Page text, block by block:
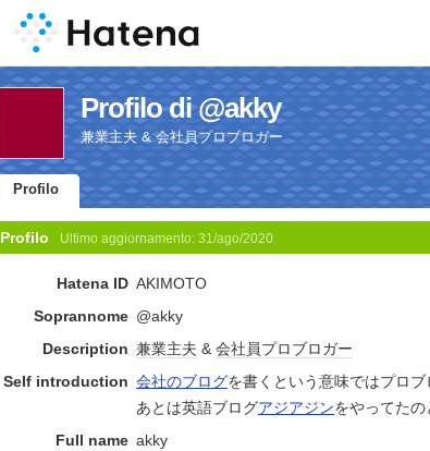
Profilo di @akky
兼業主夫 & 会社員プロブロガー
Profilo
Profilo Ultimo aggiornamento: 31/ago/2020
Hatena ID AKIMOTO
Soprannome @akky
Description 兼業主夫 & 会社員プロブロガー
Self introduction 会社のブログを書くという意味ではプロブ
あとは英語ブログアジアジンをやってたの
Full name akky